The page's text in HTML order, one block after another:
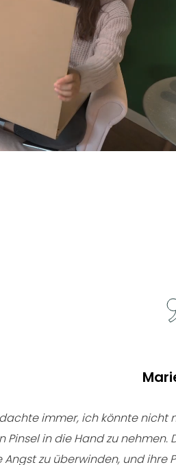
dachte immer, ich könnte
Pinsel in die Hand zu
Angst zu überwinden, und ihre